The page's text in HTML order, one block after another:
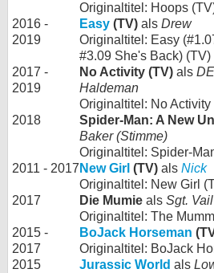
Originaltitel: Hoops
2016 -
2019
Easy (TV) als Drew
Originaltitel: Easy
#3.09 She's Back) (TV)
2017 -
2019
No Activity (TV) als
Haldeman
Originaltitel: No Activity
2018
Spider-Man: A New
Baker (Stimme)
Originaltitel: Spider-
2011 - 2017 New Girl (TV) als Nick
Originaltitel: New Girl
2017
Die Mumie als Sgt. Vail
Originaltitel: The
2015 -
2017
BoJack Horseman
Originaltitel: BoJack
2015
Jurassic World als